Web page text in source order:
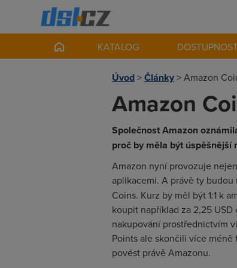
KATALOG
Úvod>Články>Amazon
Amazon
Společnost Amazon
proč by měla být úspěšnější
Amazon nyní provozuje
aplikacemi. A právě ty
Coins. Kurz by měl být 1:1 k
koupit například za 2,25
nakupování prostřednictvím
Points ale skončili více
povést právě Amazonu.